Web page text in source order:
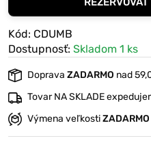
vodítka, ktoré redukujú
Všité reflexné lemovanie
Malý O-krúžok na
Šírka popruhu: 2 cm
Nastaviteľný rozsah: 29 -
Kód: CDUMB
Dostupnosť: Skladom 1 ks
Doprava ZADARMO nad
Tovar NA SKLADE
Výmena veľkostiZADARMO